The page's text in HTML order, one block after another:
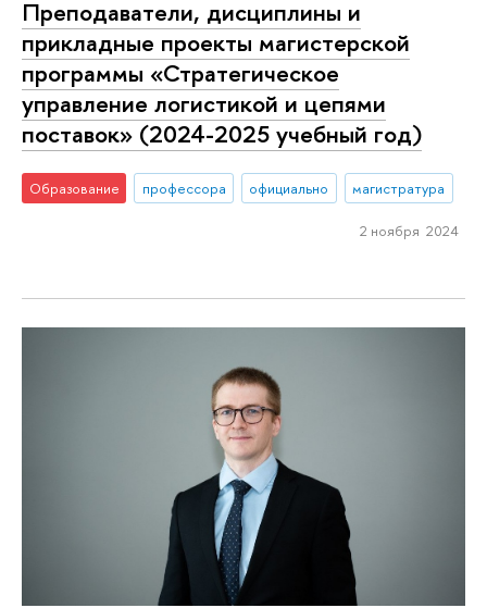
Преподаватели, дисциплины и
прикладные проекты магистерской
программы «Стратегическое
управление логистикой и цепями
поставок» (2024-2025 учебный год)
Образование профессора официально магистратура
2 ноября 2024